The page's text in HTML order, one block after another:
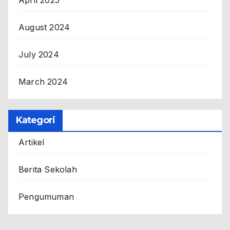
August 2024
July 2024
March 2024
Kategori
Artikel
Berita Sekolah
Pengumuman